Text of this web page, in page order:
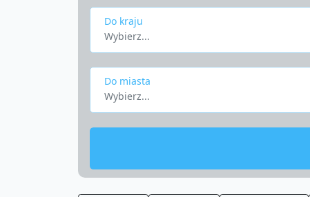
Do kraju
Wybierz...
Do miasta
Wybierz...